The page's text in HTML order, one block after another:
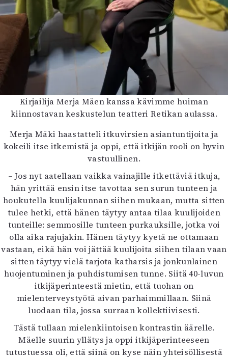
Kirjailija Merja Mäen kanssa kävimme huiman
kiinnostavan keskustelun teatteri Retikan aulassa.
Merja Mäki haastatteli itkuvirsien asiantuntijoita ja
kokeili itse itkemistä ja oppi, että itkijän rooli on hyvin
vastuullinen.
– Jos nyt aatellaan vaikka vainajille itkettäviä itkuja,
hän yrittää ensin itse tavottaa sen surun tunteen ja
houkutella kuulijakunnan siihen mukaan, mutta sitten
tulee hetki, että hänen täytyy antaa tilaa kuulijoiden
tunteille: semmosille tunteen purkauksille, jotka voi
olla aika rajujakin. Hänen täytyy kyetä ne ottamaan
vastaan, eikä hän voi jättää kuulijoita siihen tilaan vaan
sitten täytyy vielä tarjota katharsis ja jonkunlainen
huojentuminen ja puhdistumisen tunne. Siitä 40-luvun
itkijäperinteestä mietin, että tuohan on
mielenterveystyötä aivan parhaimmillaan. Siinä
luodaan tila, jossa surraan kollektiivisesti.
Tästä tullaan mielenkiintoisen kontrastin äärelle.
Mäelle suurin yllätys ja oppi itkijäperinteeseen
tutustuessa oli, että siinä on kyse näin yhteisöllisestä